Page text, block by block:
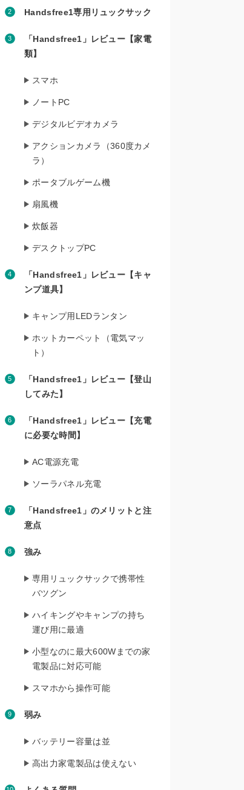
Handsfree1専用リュックサック
「Handsfree1」レビュー【家電
類】
スマホ
ノートPC
デジタルビデオカメラ
アクションカメラ（360度カメ
ラ）
ポータブルゲーム機
扇風機
炊飯器
デスクトップPC
「Handsfree1」レビュー【キャ
ンプ道具】
キャンプ用LEDランタン
ホットカーペット（電気マッ
ト）
「Handsfree1」レビュー【登山
してみた】
「Handsfree1」レビュー【充電
に必要な時間】
AC電源充電
ソーラパネル充電
「Handsfree1」のメリットと注
意点
強み
専用リュックサックで携帯性
バツグン
ハイキングやキャンプの持ち
運び用に最適
小型なのに最大600Wまでの家
電製品に対応可能
スマホから操作可能
弱み
バッテリー容量は並
高出力家電製品は使えない